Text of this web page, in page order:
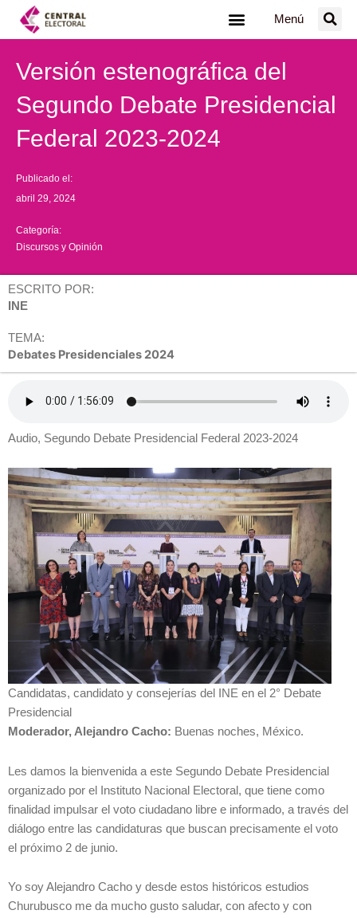
Menú
Versión estenográfica del
Segundo Debate Presidencial
Federal 2023-2024
Publicado el:
abril 29, 2024
Categoría:
Discursos y Opinión
ESCRITO POR:
INE
TEMA:
Debates Presidenciales 2024
Audio, Segundo Debate Presidencial Federal 2023-2024
Candidatas, candidato y consejerías del INE en el 2° Debate
Presidencial
Moderador, Alejandro Cacho: Buenas noches, México.
Les damos la bienvenida a este Segundo Debate Presidencial
organizado por el Instituto Nacional Electoral, que tiene como
finalidad impulsar el voto ciudadano libre e informado, a través del
diálogo entre las candidaturas que buscan precisamente el voto
el próximo 2 de junio.
Yo soy Alejandro Cacho y desde estos históricos estudios
Churubusco me da mucho gusto saludar, con afecto y con